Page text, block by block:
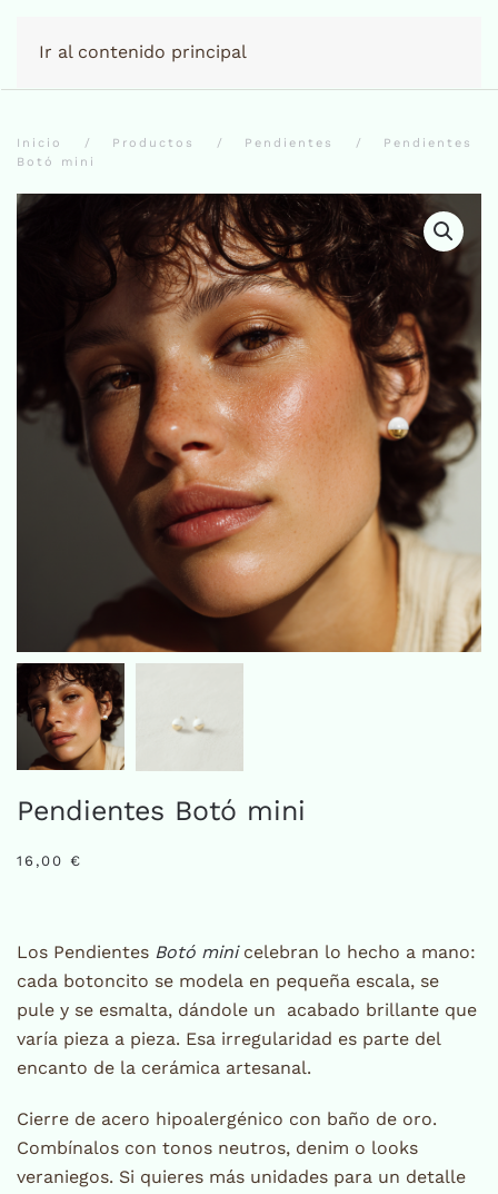
Ir al contenido principal
Inicio Productos Pendientes
Pendientes
Botó mini
Pendientes Botó mini
16,00 €
Los Pendientes Botó minicelebran lo hecho a mano:
cada botoncito se modela en pequeña escala, se
pule y se esmalta, dándole un acabado brillante que
varía pieza a pieza. Esa irregularidad es parte del
encanto de la cerámica artesanal.
Cierre de acero hipoalergénico con baño de oro.
Combínalos con tonos neutros, denim o looks
veraniegos. Si quieres más unidades para un detalle